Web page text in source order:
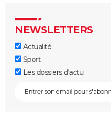
NEWSLETTERS
Actualité
Sport
Les dossiers d'actu